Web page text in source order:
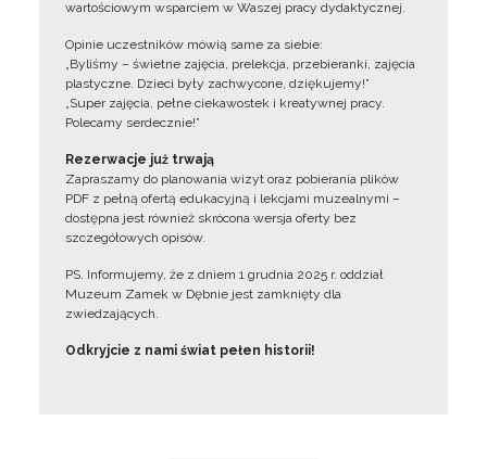
wartościowym wsparciem w Waszej pracy dydaktycznej.
Opinie uczestników mówią same za siebie:
„Byliśmy – świetne zajęcia, prelekcja, przebieranki, zajęcia
plastyczne. Dzieci były zachwycone, dziękujemy!”
„Super zajęcia, pełne ciekawostek i kreatywnej pracy.
Polecamy serdecznie!”
Rezerwacje już trwają
Zapraszamy do planowania wizyt oraz pobierania plików
PDF z pełną ofertą edukacyjną i lekcjami muzealnymi –
dostępna jest również skrócona wersja oferty bez
szczegółowych opisów.
PS. Informujemy, że z dniem 1 grudnia 2025 r. oddział
Muzeum Zamek w Dębnie jest zamknięty dla
zwiedzających.
Odkryjcie z nami świat pełen historii!